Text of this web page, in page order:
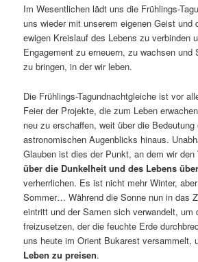
Im Wesentlichen lädt uns die Frühlings-
uns wieder mit unserem eigenen Geist und
ewigen Kreislauf des Lebens zu verbinden
Engagement zu erneuern, zu wachsen und
zu bringen, in der wir leben.
Die Frühlings-Tagundnachtgleiche ist vor
Feier der Projekte, die zum Leben
neu zu erschaffen, weit über die Bedeutung
astronomischen Augenblicks hinaus.
Glauben ist dies der Punkt, an dem wir den
über die Dunkelheit und des Lebens
verherrlichen. Es ist nicht mehr Winter,
Sommer… Während die Sonne nun in das
eintritt und der Samen sich verwandelt, um
freizusetzen, der die feuchte Erde
uns heute im Orient Bukarest versammelt,
Leben zu preisen.